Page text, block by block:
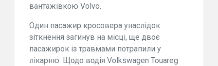
вантажівкою Volvo.
Один пасажир кросовера унаслідок
зіткнення загинув на місці, ще двоє
пасажирок із травмами потрапили у
лікарню. Щодо водія Volkswagen Touareg